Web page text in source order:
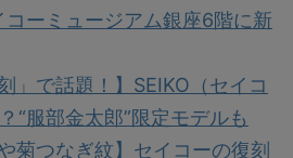
コーミュージアム銀座6階に新
」で話題！】SEIKO（セイコ
“服部金太郎”限定モデルも
菊つなぎ紋】セイコーの復刻